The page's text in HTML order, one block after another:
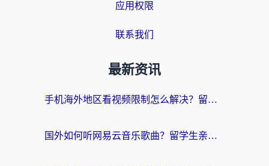
应用权限
联系我们
最新资讯
手机海外地区看视频限制怎么解决？留学生亲测有效的回国加速器指南
国外如何听网易云音乐歌曲？留学生亲测有效的回国加速方案